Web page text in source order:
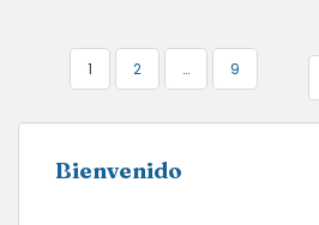
NAVEGACIÓN
ENTRADAS
1 2 … 9
Bienvenido